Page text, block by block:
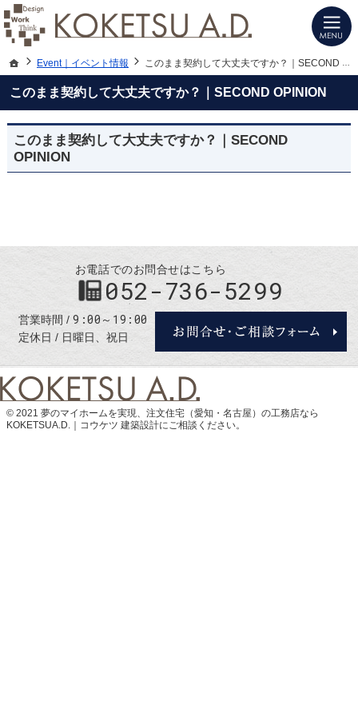
このまま契約して大丈夫ですか？｜SECOND OPINION
建築士と建てる高性能デザイン注文住宅（愛知・名古屋）の新築は当社へお任せく
注文住宅（愛知・名古屋）の設計施工ならKOKETSU A.D.にお任せ
このまま契約して大丈夫ですか？｜SECOND
OPINION
ホームEvent｜イベント情報 このまま契約して大丈夫ですか？｜SECOND OPINION
お電話でのお問合せはこちら
052-736-5299
営業時間 9:00～19:00
定休日 日曜日、祝日
© 2021 夢のマイホームを実現、 注文住宅（愛知・名古屋）の工務店なら
KOKETSUA.D.｜コウケツ 建築設計にご相談ください。